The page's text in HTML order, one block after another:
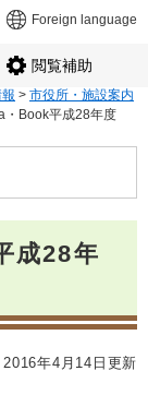
Foreign language
閲覧補助
> 市役所・施設案内
・Book平成28年度
成28年
年4月14日更新